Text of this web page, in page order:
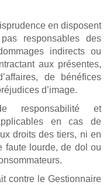
en disposent
responsables des
indirects ou
aux présentes,
de bénéfices
d’image.
responsabilité et
en cas de
droits des tiers, ni en
faute lourde, de dol ou
contre le Gestionnaire